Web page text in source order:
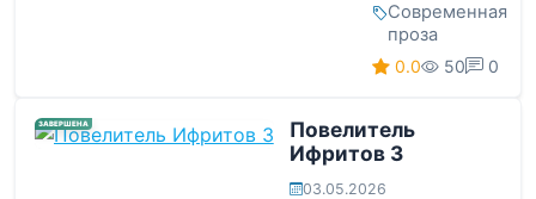
Современная
проза
0.0 50 0
ЗАВЕРШЕНА
Повелитель
Ифритов 3
03.05.2026